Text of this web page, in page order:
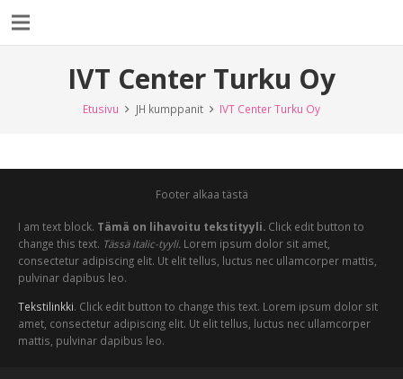
IVT Center Turku Oy
Etusivu JH kumppanit IVT Center Turku Oy
Footer alkaa tästä
I am text block. Tämä on lihavoitu tekstityyli.Click edit button to
change this text. Tässä italic-tyyli. Lorem ipsum dolor sit amet,
consectetur adipiscing elit. Ut elit tellus, luctus nec ullamcorper mattis,
pulvinar dapibus leo.
Tekstilinkki. Click edit button to change this text. Lorem ipsum dolor sit
amet, consectetur adipiscing elit. Ut elit tellus, luctus nec ullamcorper
mattis, pulvinar dapibus leo.